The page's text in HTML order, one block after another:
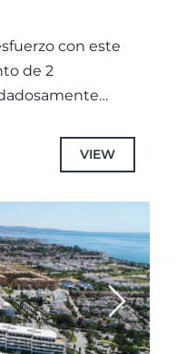
con este
de 2
VIEW
Next